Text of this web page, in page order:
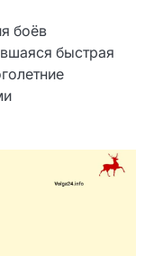
боёв
быстрая